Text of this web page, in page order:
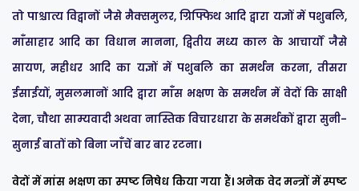
तो पाश्चात्य विद्वानों जैसे मैक्समुलर, ग्रिफ्फिथ आदि द्वारा यज्ञों में पशुबलि,
माँसाहार आदि का विधान मानना, द्वितीय मध्य काल के आचार्यों जैसे
सायण, महीधर आदि का यज्ञों में पशुबलि का समर्थन करना, तीसरा
ईसाईयों, मुसलमानों आदि द्वारा माँस भक्षण के समर्थन में वेदों कि साक्षी
देना, चौथा साम्यवादी अथवा नास्तिक विचारधारा के समर्थकों द्वारा सुनी-
सुनाई बातों को बिना जाँचें बार बार रटना।
वेदों में मांस भक्षण का स्पष्ट निषेध किया गया हैं। अनेक वेद मन्त्रों में स्पष्ट